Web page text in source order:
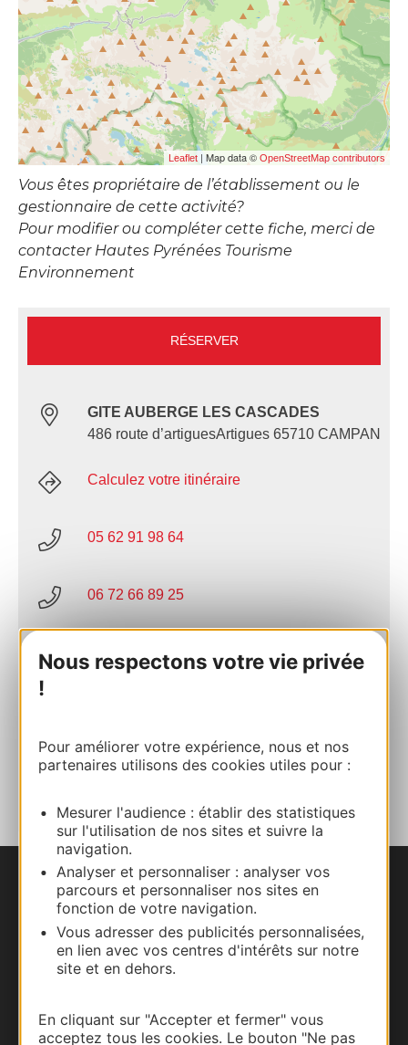
Nous respectons votre vie privée
!
Pour améliorer votre expérience, nous et nos
partenaires utilisons des cookies utiles pour :
Mesurer l'audience : établir des statistiques
sur l'utilisation de nos sites et suivre la
navigation.
Analyser et personnaliser : analyser vos
parcours et personnaliser nos sites en
fonction de votre navigation.
Vous adresser des publicités personnalisées,
en lien avec vos centres d'intérêts sur notre
site et en dehors.
En cliquant sur "Accepter et fermer" vous
acceptez tous les cookies. Le bouton "Ne pas
Leaflet | Map data © OpenStreetMap contributors
Vous êtes propriétaire de l’établissement ou le
gestionnaire de cette activité?
Pour modifier ou compléter cette fiche, merci de
contacter Hautes Pyrénées Tourisme
Environnement
RÉSERVER
GITE AUBERGE LES CASCADES
486 route d’artiguesArtigues 65710 CAMPAN
Calculez votre itinéraire
05 62 91 98 64
06 72 66 89 25
AJOUTER
AU CARNET
Nous contacter
Carte interactive
Documentation